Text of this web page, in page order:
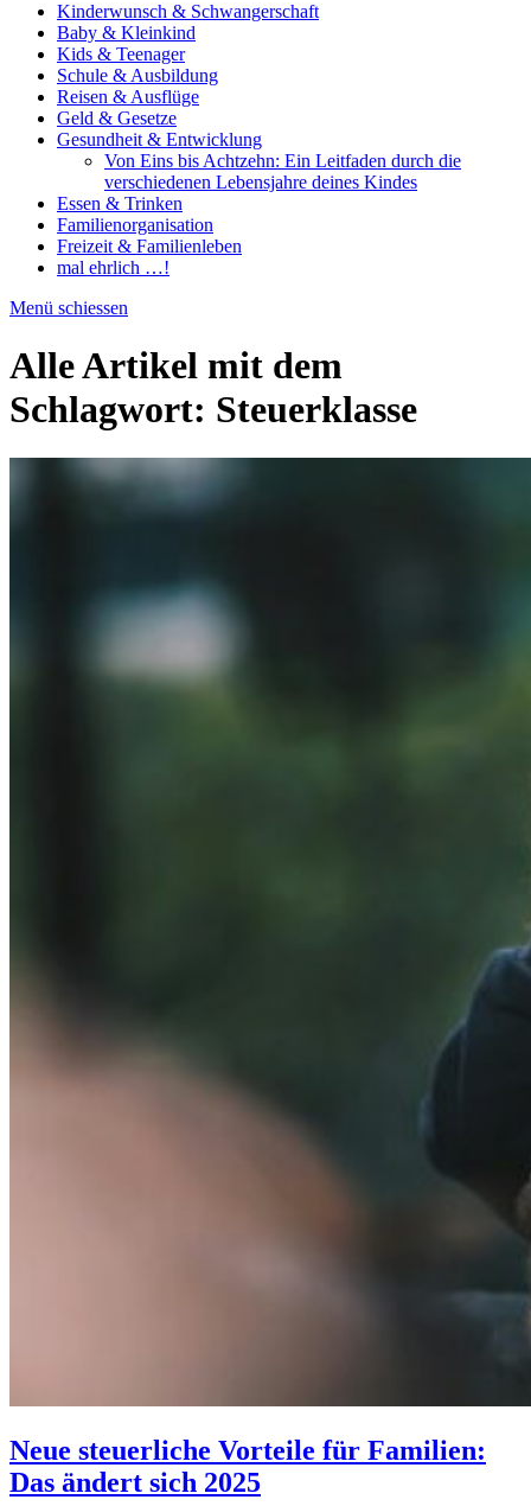
Kinderwunsch & Schwangerschaft
Baby & Kleinkind
Kids & Teenager
Schule & Ausbildung
Reisen & Ausflüge
Geld & Gesetze
Gesundheit & Entwicklung
Von Eins bis Achtzehn: Ein Leitfaden durch die
verschiedenen Lebensjahre deines Kindes
Essen & Trinken
Familienorganisation
Freizeit & Familienleben
mal ehrlich …!
Menü schiessen
Alle Artikel mit dem
Schlagwort: Steuerklasse
Neue steuerliche Vorteile für Familien:
Das ändert sich 2025